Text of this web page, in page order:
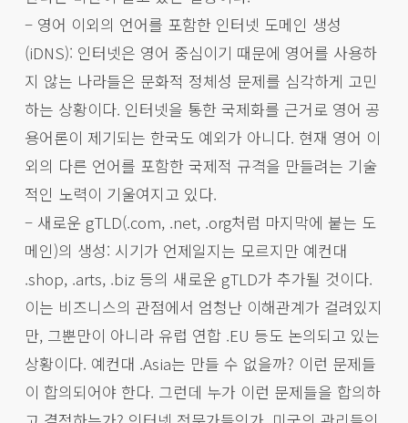
– 영어 이외의 언어를 포함한 인터넷 도메인 생성
(iDNS): 인터넷은 영어 중심이기 때문에 영어를 사용하
지 않는 나라들은 문화적 정체성 문제를 심각하게 고민
하는 상황이다. 인터넷을 통한 국제화를 근거로 영어 공
용어론이 제기되는 한국도 예외가 아니다. 현재 영어 이
외의 다른 언어를 포함한 국제적 규격을 만들려는 기술
적인 노력이 기울여지고 있다.
– 새로운 gTLD(.com, .net, .org처럼 마지막에 붙는 도
메인)의 생성: 시기가 언제일지는 모르지만 예컨대
.shop, .arts, .biz 등의 새로운 gTLD가 추가될 것이다.
이는 비즈니스의 관점에서 엄청난 이해관계가 걸려있지
만, 그뿐만이 아니라 유럽 연합 .EU 등도 논의되고 있는
상황이다. 예컨대 .Asia는 만들 수 없을까? 이런 문제들
이 합의되어야 한다. 그런데 누가 이런 문제들을 합의하